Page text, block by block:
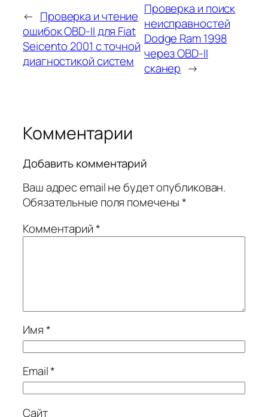
← Проверка и чтение
ошибок OBD-II для Fiat
Seicento 2001 с точной
диагностикой систем
Проверка и поиск
неисправностей
Dodge Ram 1998
через OBD-II
сканер →
Комментарии
Добавить комментарий
Ваш адрес email не будет опубликован.
Обязательные поля помечены*
Комментарий*
Имя*
Email*
Сайт